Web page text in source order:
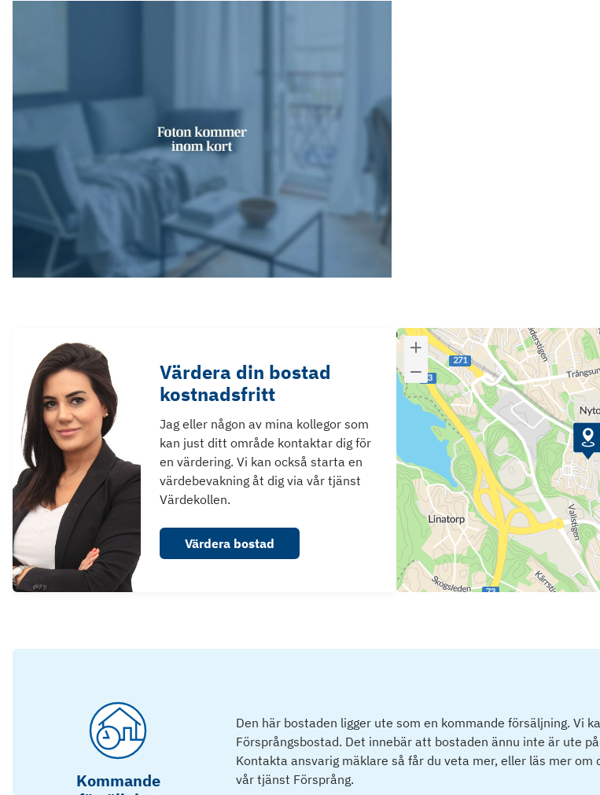
Värdera din bostad
kostnadsfritt
Jag eller någon av mina kollegor som
kan just ditt område kontaktar dig för
en värdering. Vi kan också starta en
värdebevakning åt dig via vår tjänst
Värdekollen.
Värdera bostad
Kommande
Den här bostaden ligger ute som en kommande försäljning. Vi
Försprångsbostad. Det innebär att bostaden ännu inte är ute
Kontakta ansvarig mäklare så får du veta mer, eller läs mer om
vår tjänst Försprång.